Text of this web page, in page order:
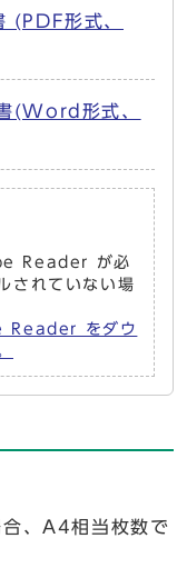
(PDF形式、
(Word形式、
Reader が必
されていない場
Reader をダウ
、A4相当枚数で